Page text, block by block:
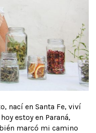
nací en Santa Fe, viví
estoy en Paraná,
marcó mi camino